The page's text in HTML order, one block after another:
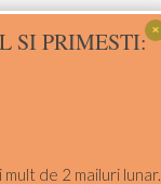
SI PRIMESTI:
mult de 2 mailuri lunar.